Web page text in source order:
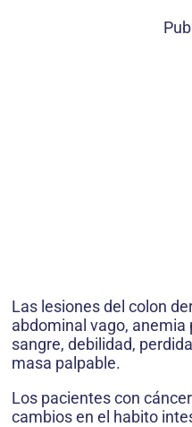
Las lesiones del colon
abdominal vago, anemia
sangre, debilidad,
masa palpable.
Los pacientes con
cambios en el habito